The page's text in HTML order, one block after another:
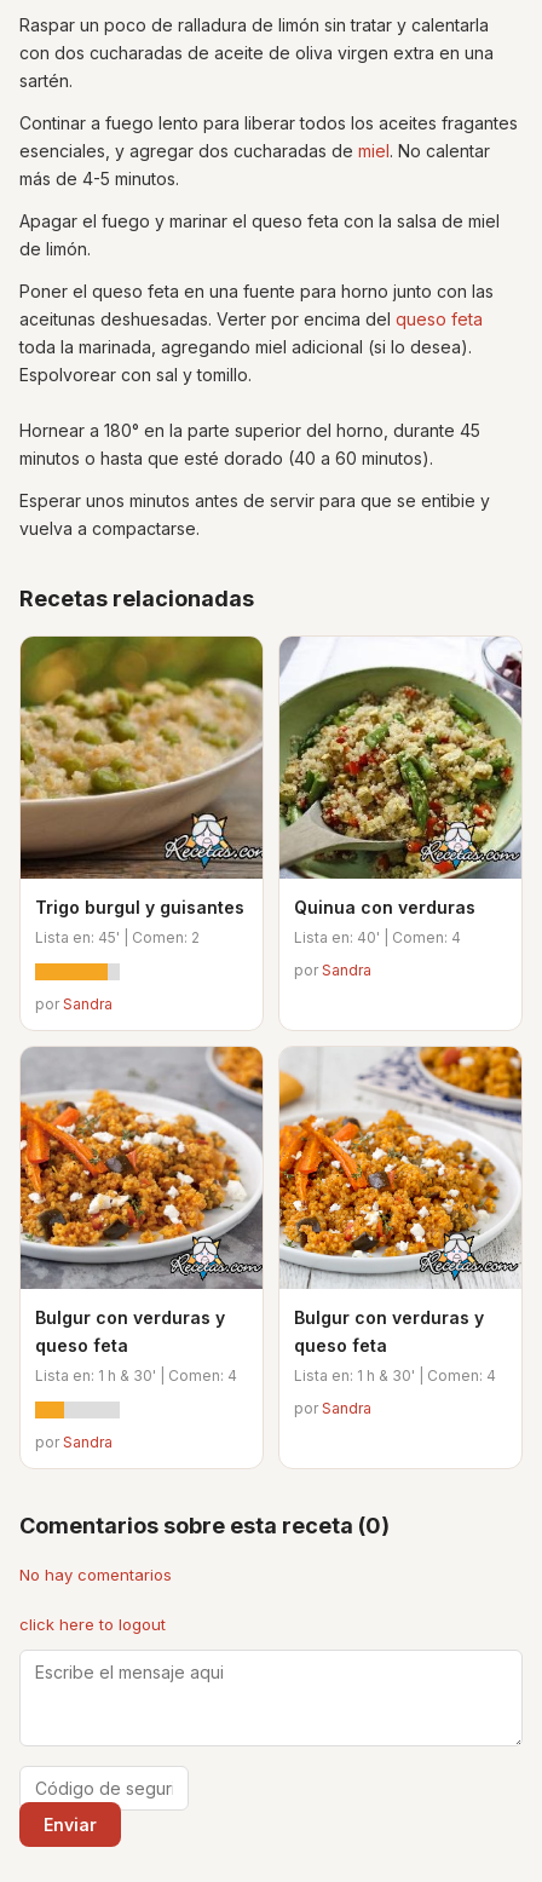
Raspar un poco de ralladura de limón sin tratar y calentarla
con dos cucharadas de aceite de oliva virgen extra en una
sartén.
Continar a fuego lento para liberar todos los aceites fragantes
esenciales, y agregar dos cucharadas de miel. No calentar
más de 4-5 minutos.
Apagar el fuego y marinar el queso feta con la salsa de miel
de limón.
Poner el queso feta en una fuente para horno junto con las
aceitunas deshuesadas. Verter por encima del queso feta
toda la marinada, agregando miel adicional (si lo desea).
Espolvorear con sal y tomillo.
Hornear a 180° en la parte superior del horno, durante 45
minutos o hasta que esté dorado (40 a 60 minutos).
Esperar unos minutos antes de servir para que se entibie y
vuelva a compactarse.
Recetas relacionadas
Trigo burgul y guisantes
Lista en: 45' | Comen: 2
porSandra
Quinua con verduras
Lista en: 40' | Comen: 4
porSandra
Bulgur con verduras y
queso feta
Lista en: 1 h & 30' | Comen: 4
porSandra
Bulgur con verduras y
queso feta
Lista en: 1 h & 30' | Comen: 4
porSandra
Comentarios sobre esta receta (0)
No hay comentarios
click here to logout